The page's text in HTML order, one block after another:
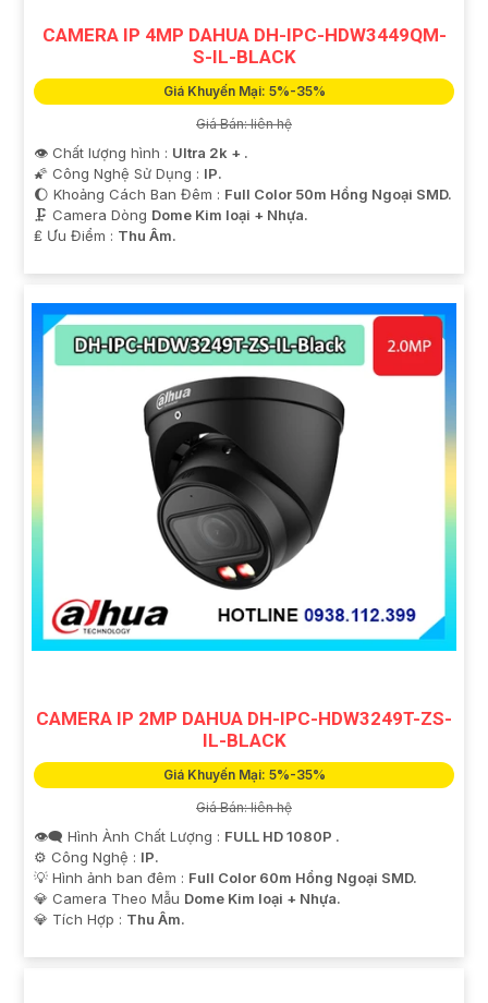
CAMERA IP 4MP DAHUA DH-IPC-HDW3449QM-
S-IL-BLACK
Giá Khuyến Mại: 5%-35%
Giá Bán: liên hệ
👁 Chất lượng hình : Ultra 2k + .
🌠 Công Nghệ Sử Dụng : IP.
🌔 Khoảng Cách Ban Đêm : Full Color 50m Hồng Ngoại SMD.
🗜️ Camera Dòng Dome Kim loại + Nhựa.
️₤ Ưu Điểm : Thu Âm.
CAMERA IP 2MP DAHUA DH-IPC-HDW3249T-ZS-
IL-BLACK
Giá Khuyến Mại: 5%-35%
Giá Bán: liên hệ
👁️‍🗨 Hình Ành Chất Lượng : FULL HD 1080P .
⚙ Công Nghệ : IP.
💡 Hình ảnh ban đêm : Full Color 60m Hồng Ngoại SMD.
💎 Camera Theo Mẫu Dome Kim loại + Nhựa.
️💎 Tích Hợp : Thu Âm.